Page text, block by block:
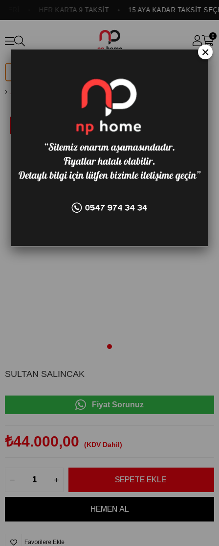
HER KARTA 9 TAKSİT 15 AYA KADAR TAKSİT
0
SULTAN SALINCAK
Fiyat Sorunuz
₺44.000,00 (KDV Dahil)
Favorilere Ekle
×